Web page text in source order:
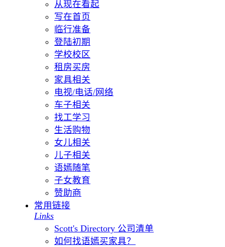
从现在看起
写在首页
临行准备
登陆初期
学校校区
租房买房
家具相关
电视/电话/网络
车子相关
找工学习
生活购物
女儿相关
儿子相关
语嫣随笔
子女教育
赞助商
常用链接
Links
Scott's Directory 公司清单
如何找语嫣买家具？